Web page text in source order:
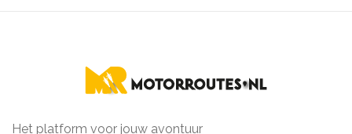
Het platform voor jouw avontuur